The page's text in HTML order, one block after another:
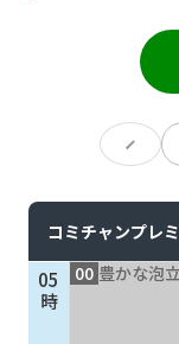
ご加入を検討中の
現在ご利用中の方
コミチャンプレ
05
時
00 豊かな泡